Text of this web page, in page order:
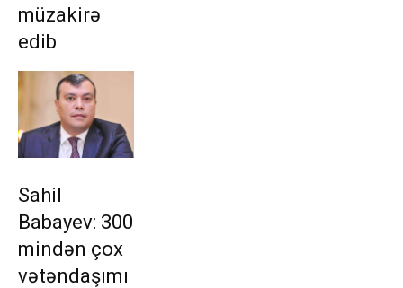
müzakirə
edib
Sahil
Babayev: 300
mindən çox
vətəndaşımı